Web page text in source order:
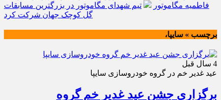
فاطمیه مگاموتور
تیم شهدای مگاموتور در بزرگترین مسابقات
گل کوچک جهان شرکت کرد
برچسب » سایپا،
4 سال قبل
عید غدیر خم در گروه خودروسازی سایپا
برگزاری جشن عید غدیر خم گروه